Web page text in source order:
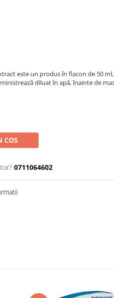
este un produs în flacon de 50
diluat în apă, înainte de
COS
0711064602